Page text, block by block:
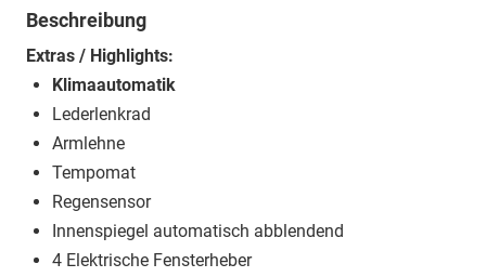
Beschreibung
Extras / Highlights:
Klimaautomatik
Lederlenkrad
Armlehne
Tempomat
Regensensor
Innenspiegel automatisch abblendend
4 Elektrische Fensterheber